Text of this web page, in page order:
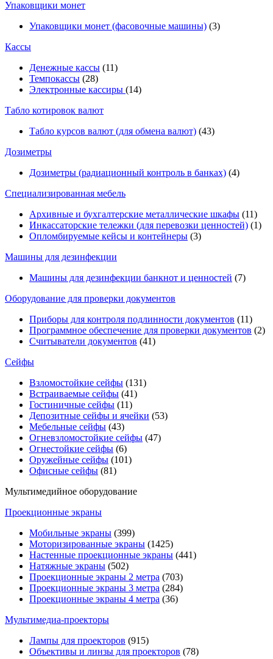
Упаковщики монет
Упаковщики монет (фасовочные машины) (3)
Кассы
Денежные кассы (11)
Темпокассы (28)
Электронные кассиры (14)
Табло котировок валют
Табло курсов валют (для обмена валют) (43)
Дозиметры
Дозиметры (радиационный контроль в банках) (4)
Специализированная мебель
Архивные и бухгалтерские металлические шкафы (11)
Инкассаторские тележки (для перевозки ценностей) (1)
Опломбируемые кейсы и контейнеры (3)
Машины для дезинфекции
Машины для дезинфекции банкнот и ценностей (7)
Оборудование для проверки документов
Приборы для контроля подлинности документов (11)
Программное обеспечение для проверки документов (2)
Считыватели документов (41)
Сейфы
Взломостойкие сейфы (131)
Встраиваемые сейфы (41)
Гостиничные сейфы (11)
Депозитные сейфы и ячейки (53)
Мебельные сейфы (43)
Огневзломостойкие сейфы (47)
Огнестойкие сейфы (6)
Оружейные сейфы (101)
Офисные сейфы (81)
Мультимедийное оборудование
Проекционные экраны
Мобильные экраны (399)
Моторизированные экраны (1425)
Настенные проекционные экраны (441)
Натяжные экраны (502)
Проекционные экраны 2 метра (703)
Проекционные экраны 3 метра (284)
Проекционные экраны 4 метра (36)
Мультимедиa-проекторы
Лампы для проекторов (915)
Объективы и линзы для проекторов (78)